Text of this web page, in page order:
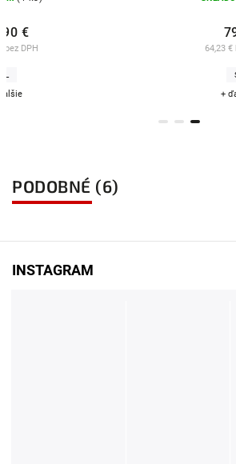
bez DPH
€
64,23 €
+
PODOBNÉ (6)
INSTAGRAM